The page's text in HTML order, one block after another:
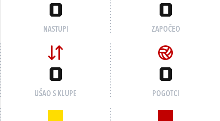
0
NASTUPI
0
ZAPOČEO
0
UŠAO S KLUPE
0
POGOTCI